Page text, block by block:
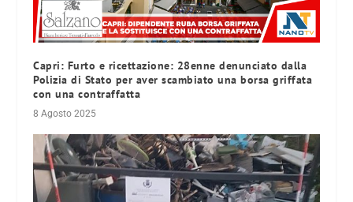
Capri: Furto e ricettazione: 28enne denunciato dalla
Polizia di Stato per aver scambiato una borsa griffata
con una contraffatta
8 Agosto 2025